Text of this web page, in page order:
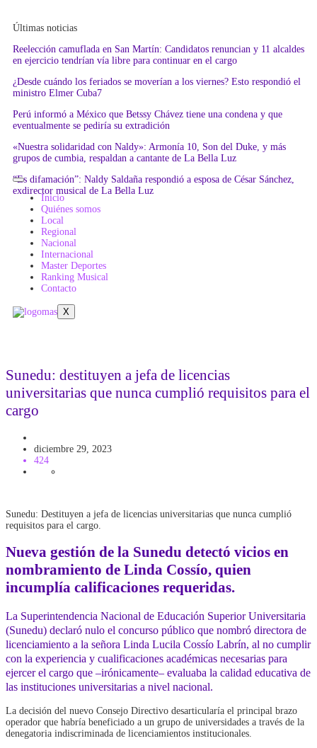
Últimas noticias
Reelección camuflada en San Martín: Candidatos renuncian y 11 alcaldes
en ejercicio tendrían vía libre para continuar en el cargo
¿Desde cuándo los feriados se moverían a los viernes? Esto respondió el
ministro Elmer Cuba7
Perú informó a México que Betssy Chávez tiene una condena y que
eventualmente se pediría su extradición
«Nuestra solidaridad con Naldy»: Armonía 10, Son del Duke, y más
grupos de cumbia, respaldan a cantante de La Bella Luz
“Es difamación”: Naldy Saldaña respondió a esposa de César Sánchez,
exdirector musical de La Bella Luz
Inicio
Quiénes somos
Local
Regional
Nacional
Internacional
Master Deportes
Ranking Musical
Contacto
X
Sunedu: destituyen a jefa de licencias
universitarias que nunca cumplió requisitos para el
cargo
diciembre 29, 2023
424
Sunedu: Destituyen a jefa de licencias universitarias que nunca cumplió
requisitos para el cargo.
Nueva gestión de la Sunedu detectó vicios en
nombramiento de Linda Cossío, quien
incumplía calificaciones requeridas.
La Superintendencia Nacional de Educación Superior Universitaria
(Sunedu) declaró nulo el concurso público que nombró directora de
licenciamiento a la señora Linda Lucila Cossío Labrín, al no cumplir
con la experiencia y cualificaciones académicas necesarias para
ejercer el cargo que –irónicamente– evaluaba la calidad educativa de
las instituciones universitarias a nivel nacional.
La decisión del nuevo Consejo Directivo desarticularía el principal brazo
operador que habría beneficiado a un grupo de universidades a través de la
denegatoria indiscriminada de licenciamientos institucionales.